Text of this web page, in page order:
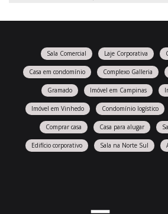
Sala Comercial Laje Corporativa
Casa em condomínio Complexo Galleria
Gramado Imóvel em Campinas
Imóvel em Vinhedo Condomínio logístico
Comprar casa Casa para alugar
Edifício corporativo Sala na Norte Sul